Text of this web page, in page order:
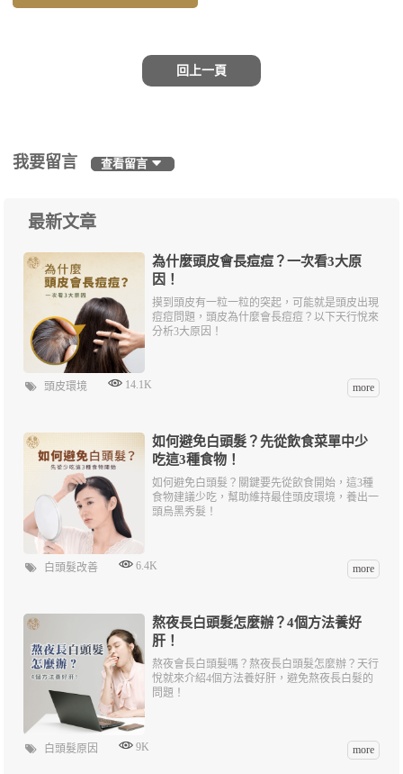
回上一頁
我要留言 查看留言
最新文章
為什麼頭皮會長痘痘？一次看3大原
因！
摸到頭皮有一粒一粒的突起，可能就是頭皮出現
痘痘問題，頭皮為什麼會長痘痘？以下天行悅來
分析3大原因！
頭皮環境 14.1K more
如何避免白頭髮？先從飲食菜單中少
吃這3種食物！
如何避免白頭髮？關鍵要先從飲食開始，這3種
食物建議少吃，幫助維持最佳頭皮環境，養出一
頭烏黑秀髮！
白頭髮改善 6.4K more
熬夜長白頭髮怎麼辦？4個方法養好
肝！
熬夜會長白頭髮嗎？熬夜長白頭髮怎麼辦？天行
悅就來介紹4個方法養好肝，避免熬夜長白髮的
問題！
白頭髮原因 9K more